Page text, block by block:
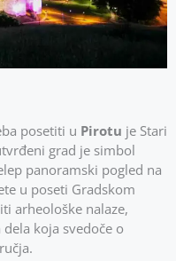
posetiti u Pirotu je Stari
grad je simbol
panoramski pogled na
u poseti Gradskom
arheološke nalaze,
koja svedoče o